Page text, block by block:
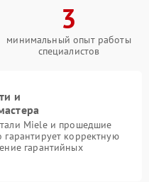
3
минимальный опыт работы
специалистов
и
Miele и прошедшие
корректную
гарантийных